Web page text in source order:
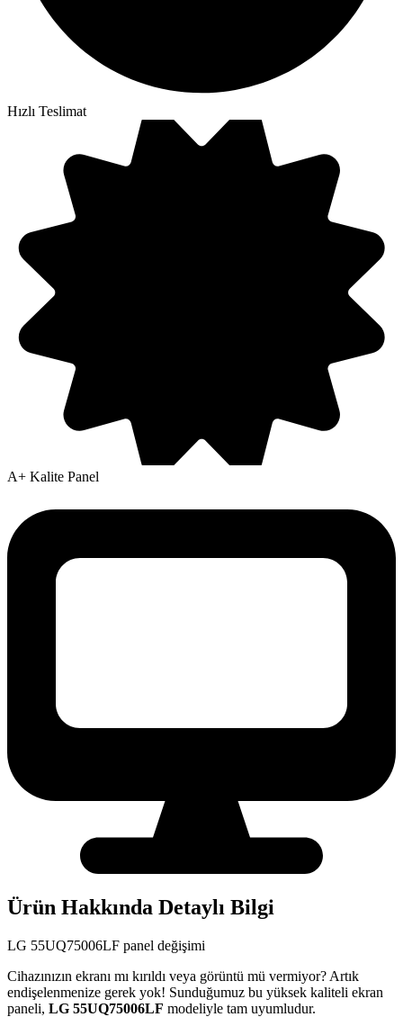
Hızlı Teslimat
A+ Kalite Panel
Ürün Hakkında Detaylı Bilgi
LG 55UQ75006LF panel değişimi
Cihazınızın ekranı mı kırıldı veya görüntü mü vermiyor? Artık
endişelenmenize gerek yok! Sunduğumuz bu yüksek kaliteli ekran
paneli, LG 55UQ75006LF modeliyle tam uyumludur.